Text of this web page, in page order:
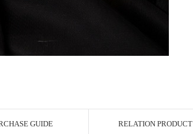
GUIDE RELATION PRODUCT